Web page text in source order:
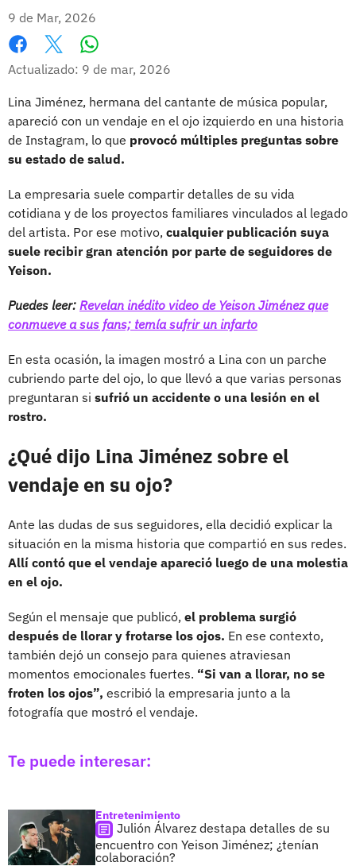
9 de Mar, 2026
Facebook
X
Actualizado: 9 de mar, 2026
Lina Jiménez, hermana del cantante de música popular,
apareció con un vendaje en el ojo izquierdo en una historia
de Instagram, lo que provocó múltiples preguntas sobre
su estado de salud.
La empresaria suele compartir detalles de su vida
cotidiana y de los proyectos familiares vinculados al legado
del artista. Por ese motivo, cualquier publicación suya
suele recibir gran atención por parte de seguidores de
Yeison.
Puedes leer: Revelan inédito video de Yeison Jiménez que
conmueve a sus fans; temía sufrir un infarto
En esta ocasión, la imagen mostró a Lina con un parche
cubriendo parte del ojo, lo que llevó a que varias personas
preguntaran si sufrió un accidente o una lesión en el
rostro.
¿Qué dijo Lina Jiménez sobre el
vendaje en su ojo?
Ante las dudas de sus seguidores, ella decidió explicar la
situación en la misma historia que compartió en sus redes.
Allí contó que el vendaje apareció luego de una molestia
en el ojo.
Según el mensaje que publicó, el problema surgió
después de llorar y frotarse los ojos. En ese contexto,
también dejó un consejo para quienes atraviesan
momentos emocionales fuertes. “Si van a llorar, no se
froten los ojos”, escribió la empresaria junto a la
fotografía que mostró el vendaje.
Te puede interesar:
Entretenimiento
Julión Álvarez destapa detalles de su
encuentro con Yeison Jiménez; ¿tenían
colaboración?